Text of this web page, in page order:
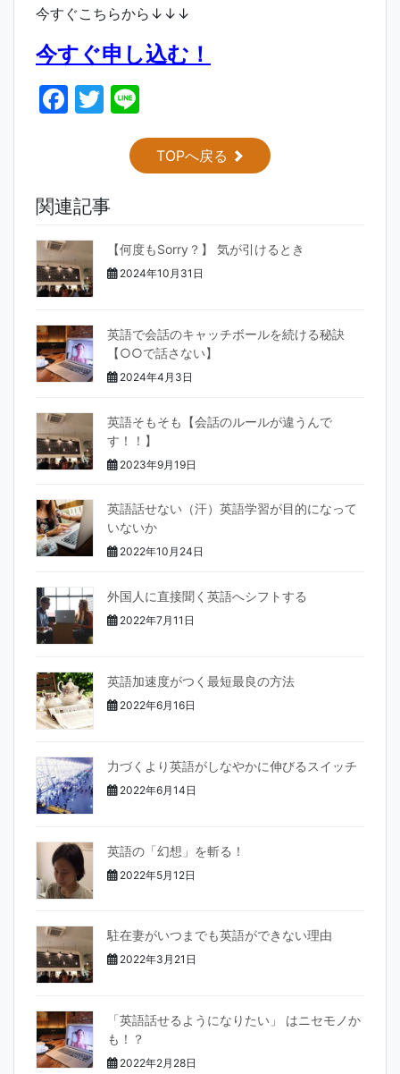
今すぐこちらから↓↓↓
今すぐ申し込む！
F
b
o
o
k
T
itt
TOPへ戻る
関連記事
【何度もSorry？】 気が引けるとき
2024年10月31日
英語で会話のキャッチボールを続ける秘訣
【○○で話さない】
2024年4月3日
英語そもそも【会話のルールが違うんで
す！！】
2023年9月19日
英語話せない（汗）英語学習が目的になって
いないか
2022年10月24日
外国人に直接聞く英語へシフトする
2022年7月11日
英語加速度がつく最短最良の方法
2022年6月16日
力づくより英語がしなやかに伸びるスイッチ
2022年6月14日
英語の「幻想」を斬る！
2022年5月12日
駐在妻がいつまでも英語ができない理由
2022年3月21日
「英語話せるようになりたい」 はニセモノか
も！？
2022年2月28日